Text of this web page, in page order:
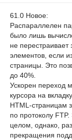
61.0 Новое:
Распараллелен
было лишь
не
элементов, если
страницы. Это
до 40%.
Ускорен переход
курсора на
HTML-страницам
по протоколу
целом, однако,
прекращения